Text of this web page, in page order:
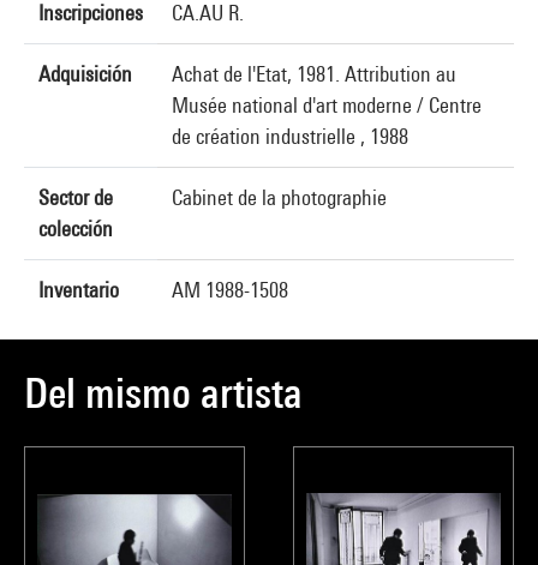
Inscripciones CA.AU R.
Adquisición
Achat de l'Etat, 1981. Attribution au
Musée national d'art moderne / Centre
de création industrielle , 1988
Sector de
colección
Cabinet de la photographie
Inventario AM 1988-1508
Del mismo artista